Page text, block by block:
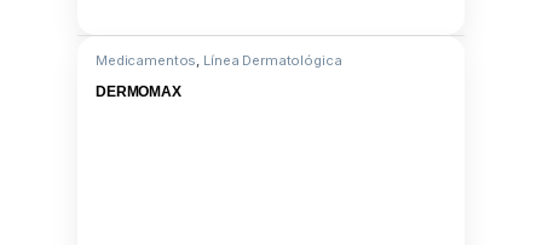
Medicamentos, Línea Dermatológica
DERMOMAX